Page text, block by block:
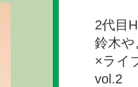
2代目
鈴木
×ライ
vol.2